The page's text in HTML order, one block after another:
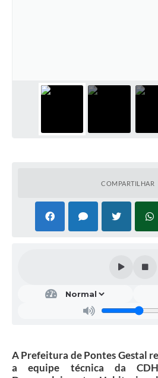
COMPARTILHAR
A Prefeitura de Pontes Gestal
a equipe técnica da